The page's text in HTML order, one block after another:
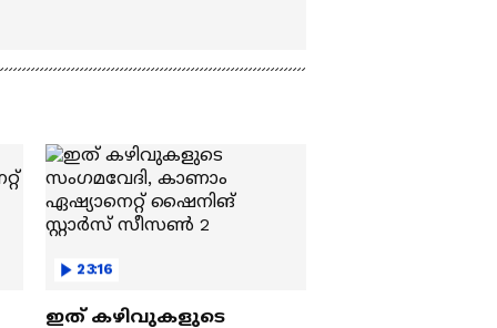
23:16
ഇത് കഴിവുകളുടെ